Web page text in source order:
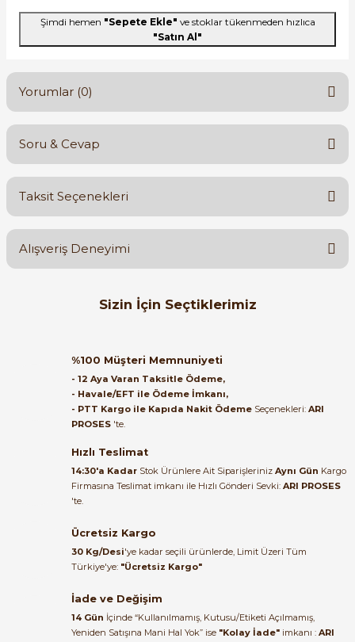
Şimdi hemen "Sepete Ekle" ve stoklar tükenmeden hızlıca
"Satın Al"
Yorumlar (0)
Bu ürüne ilk yorumu siz yapın!
Soru & Cevap
Ürün hakkında henüz soru sorulmamış.
Taksit Seçenekleri
Alışveriş Deneyimi
Orijinal kutusuyla ertesi gün
ulaştı elimize. Teşekkürler.
Satıcı ilgili ve çok yardım severdi
bundan mehmet bey ilgi ve
alakası için teşekkür ederim
22/06/2026
Kemal Toktaş | 20/06/2026
problemsiz geçti.
Sizin İçin Seçtiklerimiz
ABB AF09-30-10 4kW 1NA 220V Kontaktör 1SBL137001R1310 100-
2.159,77 TL
ABB AF09-30-10 4kW 1NA Kontaktör 1SBL137001R1110
3.199,09 TL
1.071,38 TL
%100 Müşteri Memnuniyeti
- 12 Aya Varan Taksitle Ödeme,
- Havale/EFT ile Ödeme İmkanı,
- PTT Kargo ile Kapıda Nakit Ödeme Seçenekleri: ARI
PROSES 'te.
Hızlı Teslimat
14:30'a Kadar Stok Ürünlere Ait Siparişleriniz Aynı Gün Kargo
Firmasına Teslimat imkanı ile Hızlı Gönderi Sevki: ARI PROSES
'te.
Ücretsiz Kargo
30 Kg/Desi'ye kadar seçili ürünlerde, Limit Üzeri Tüm
Türkiye'ye: "Ücretsiz Kargo"
İade ve Değişim
14 Gün İçinde “Kullanılmamış, Kutusu/Etiketi Açılmamış,
Yeniden Satışına Mani Hal Yok” ise "Kolay İade" imkanı : ARI